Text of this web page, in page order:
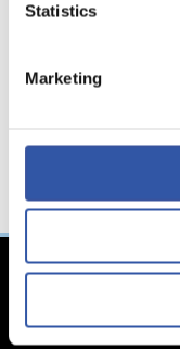
Statistics
Marketing